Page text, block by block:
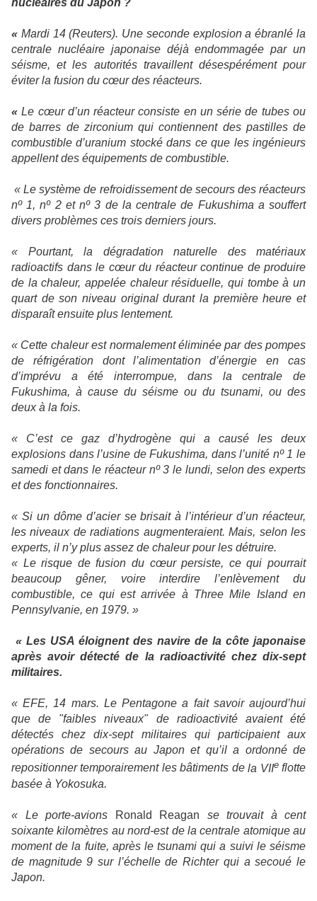
nucléaires du Japon ?
« Mardi 14 (Reuters). Une seconde explosion a ébranlé la
centrale nucléaire japonaise déjà endommagée par un
séisme, et les autorités travaillent désespérément pour
éviter la fusion du cœur des réacteurs.
«Le cœur d’un réacteur consiste en un série de tubes ou
de barres de zirconium qui contiennent des pastilles de
combustible d’uranium stocké dans ce que les ingénieurs
appellent des équipements de combustible.
« Le système de refroidissement de secours des réacteurs
nº 1, nº 2 et nº 3 de la centrale de Fukushima a souffert
divers problèmes ces trois derniers jours.
« Pourtant, la dégradation naturelle des matériaux
radioactifs dans le cœur du réacteur continue de produire
de la chaleur, appelée chaleur résiduelle, qui tombe à un
quart de son niveau original durant la première heure et
disparaît ensuite plus lentement.
« Cette chaleur est normalement éliminée par des pompes
de réfrigération dont l’alimentation d’énergie en cas
d’imprévu a été interrompue, dans la centrale de
Fukushima, à cause du séisme ou du tsunami, ou des
deux à la fois.
« C’est ce gaz d’hydrogène qui a causé les deux
explosions dans l’usine de Fukushima, dans l’unité nº 1 le
samedi et dans le réacteur nº 3 le lundi, selon des experts
et des fonctionnaires.
« Si un dôme d’acier se brisait à l’intérieur d’un réacteur,
les niveaux de radiations augmenteraient. Mais, selon les
experts, il n’y plus assez de chaleur pour les détruire.
« Le risque de fusion du cœur persiste, ce qui pourrait
beaucoup gêner, voire interdire l’enlèvement du
combustible, ce qui est arrivée à Three Mile Island en
Pennsylvanie, en 1979. »
« Les USA éloignent des navire de la côte japonaise
après avoir détecté de la radioactivité chez dix-sept
militaires.
« EFE, 14 mars. Le Pentagone a fait savoir aujourd’hui
que de "faibles niveaux" de radioactivité avaient été
détectés chez dix-sept militaires qui participaient aux
opérations de secours au Japon et qu’il a ordonné de
repositionner temporairement les bâtiments de la VIIe flotte
basée à Yokosuka.
« Le porte-avions Ronald Reagan se trouvait à cent
soixante kilomètres au nord-est de la centrale atomique au
moment de la fuite, après le tsunami qui a suivi le séisme
de magnitude 9 sur l’échelle de Richter qui a secoué le
Japon.